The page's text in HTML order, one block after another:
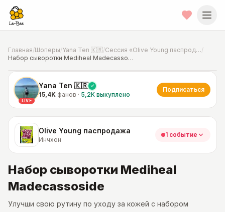
Главная/Шоперы/Yana Ten 🇰🇷/ Сессия «Olive Young паспродажа»/
Набор сыворотки Mediheal Madecassoside
📍Фото от шопера·Инчхон
LIVE
Yana Ten 🇰🇷
15,4K фанов · 5,2K выкуплено
Подписаться
Olive Young паспродажа
Инчхон
1 событие
Набор сыворотки Mediheal
Madecassoside
Улучши свою рутину по уходу за кожей с набором